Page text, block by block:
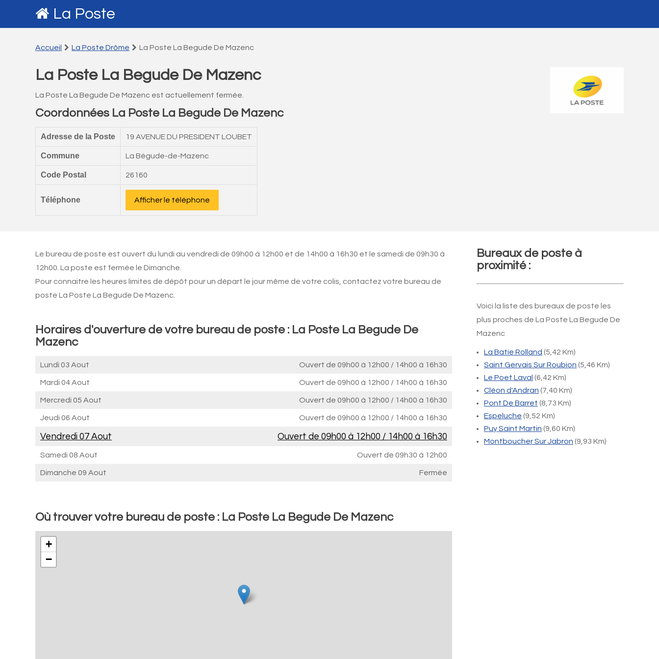
La Poste
Accueil La Poste Drôme La Poste La Begude De Mazenc
La Poste La Begude De Mazenc
La Poste La Begude De Mazenc est actuellement fermée.
Coordonnées La Poste La Begude De Mazenc
Adresse de la Poste 19 AVENUE DU PRESIDENT LOUBET
Commune La Bégude-de-Mazenc
Code Postal 26160
Téléphone Afficher le téléphone
Le bureau de poste est ouvert du lundi au vendredi de 09h00 à 12h00 et de 14h00 à 16h30 et le samedi de 09h30 à
12h00. La poste est fermée le Dimanche.
Pour connaitre les heures limites de dépôt pour un départ le jour même de votre colis, contactez votre bureau de
poste La Poste La Begude De Mazenc.
Horaires d'ouverture de votre bureau de poste : La Poste La Begude De
Mazenc
Lundi 03 Aout Ouvert de 09h00 à 12h00 / 14h00 à 16h30
Mardi 04 Aout Ouvert de 09h00 à 12h00 / 14h00 à 16h30
Mercredi 05 Aout Ouvert de 09h00 à 12h00 / 14h00 à 16h30
Jeudi 06 Aout Ouvert de 09h00 à 12h00 / 14h00 à 16h30
Vendredi 07 Aout Ouvert de 09h00 à 12h00 / 14h00 à 16h30
Samedi 08 Aout Ouvert de 09h30 à 12h00
Dimanche 09 Aout Fermée
Où trouver votre bureau de poste : La Poste La Begude De Mazenc
+
−
Bureaux de poste à
proximité :
Voici la liste des bureaux de poste les
plus proches de La Poste La Begude De
Mazenc
La Batie Rolland (5,42 Km)
Saint Gervais Sur Roubion (5,46 Km)
Le Poet Laval (6,42 Km)
Cléon d'Andran (7,40 Km)
Pont De Barret (8,73 Km)
Espeluche (9,52 Km)
Puy Saint Martin (9,60 Km)
Montboucher Sur Jabron (9,93 Km)